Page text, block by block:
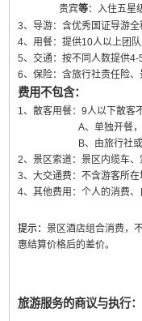
贵宾等：入住五星
3、导游：含优秀国证导游全
4、用餐：提供10人以上团
5、交通：按不同人数提供
6、保险：含旅行社责任险、
费用不包含：
1、散客用餐：9人以下散客
A、单独开餐，游客可
B、由旅行社或导游推
2、景区索道：景区内缆车、
3、大交通费：不含游客所在
4、其他费用：个人的消费、
提示： 景区酒店组合消费，
惠结算价格后的差价。
旅游服务的商议与执行：